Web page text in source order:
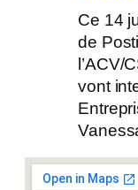
Ce 14
de
l’ACV/
vont